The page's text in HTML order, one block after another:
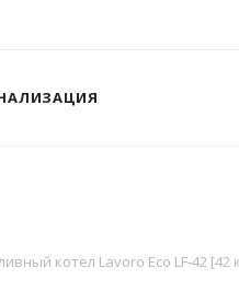
котел Lavoro Eco LF-42 [42